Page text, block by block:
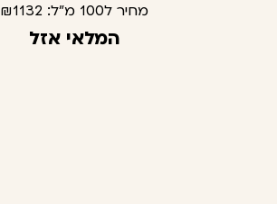
מחיר ל100 מ"ל: ₪1132
המלאי אזל